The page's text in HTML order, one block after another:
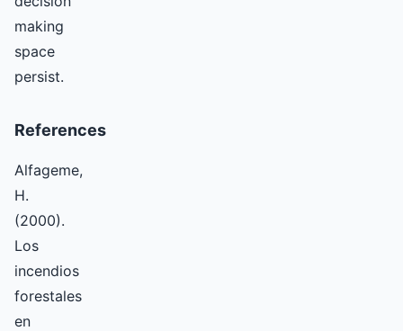
making
space
persist.
References
Alfageme,
H.
(2000).
Los
incendios
forestales
en